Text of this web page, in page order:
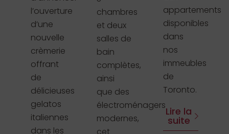
l’ouverture
d’une
nouvelle
crèmerie
offrant
de
délicieuses
gelatos
italiennes
dans les
chambres
et deux
salles de
bain
complètes,
ainsi
que des
électroménagers
modernes,
appartements
disponibles
dans
nos
immeubles
de
Toronto.
Lire la
suite